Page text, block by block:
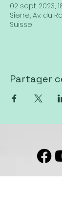
02 sept. 2023,
Sierre, Av. du
Suisse
Partager